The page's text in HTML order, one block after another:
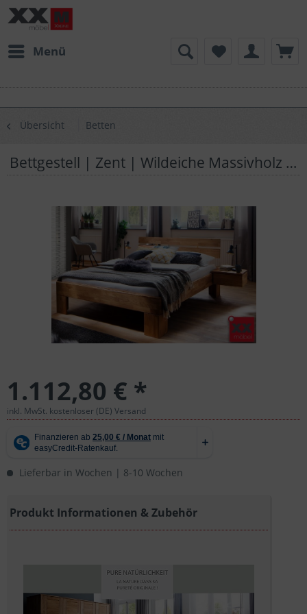
Menü
Übersicht Betten
Bettgestell | Zent | Wildeiche Massivholz | S40
1.112,80 € *
inkl. MwSt. kostenloser (DE) Versand
Lieferbar in Wochen | 8-10 Wochen
Produkt Informationen & Zubehör